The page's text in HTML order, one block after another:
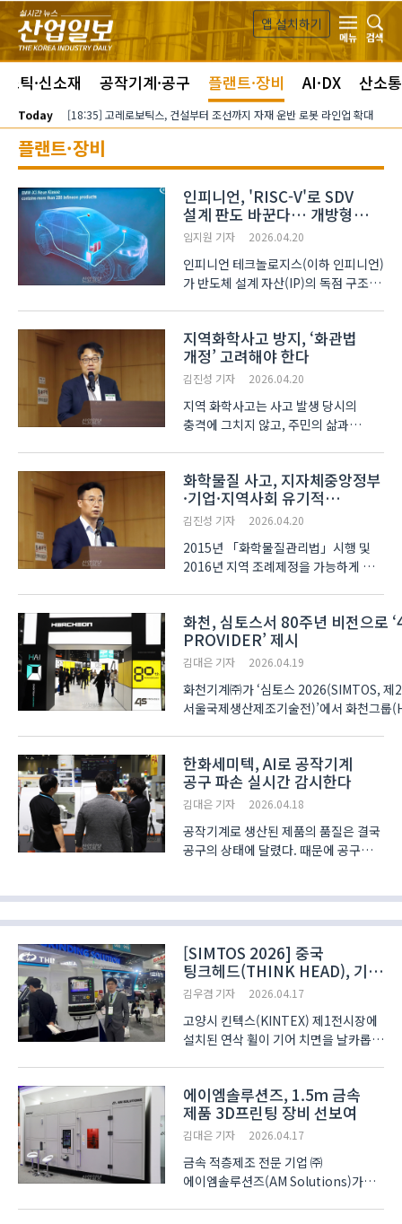
본문 바로가기
앱 설치하기
메뉴
검색
틱·신소재 공작기계·공구 플랜트·장비 AI·DX 산소통
Today [18:35] 고레로보틱스, 건설부터 조선까지 자재 운반 로봇 라인업 확대
플랜트·장비
인피니언, 'RISC-V'로 SDV
설계 판도 바꾼다… 개방형
아키텍처 도입 선언
임지원 기자 2026.04.20
인피니언 테크놀로지스(이하 인피니언)
가 반도체 설계 자산(IP)의 독점 구조를
전환기에 맞춰 완성차 업체(OEM)의
설계 자율성을 확보하고, 특정
아키텍처를 벗어난 기술 ..
지역화학사고 방지, ‘화관법
개정’ 고려해야 한다
김진성 기자 2026.04.20
지역 화학사고는 사고 발생 당시의
충격에 그치지 않고, 주민의 삶과
데 그치지 않고, 그 제도가 지역의 현실
속에서 실효성 있게 운영되도록 만드는
데까지 도달해야 한..
화학물질 사고, 지자체중앙정부
·기업·지역사회 유기적
협력으로 대응
김진성 기자 2026.04.20
2015년 「화학물질관리법」시행 및
2016년 지역 조례제정을 가능하게 한
있다. 하지만 2025년 기준 국내
화학사고는 총 282건으로 하루에 한
번꼴로 발생하며, 전국 226개 기..
화천, 심토스서 80주년 비전으로
PROVIDER’ 제시
김대은 기자 2026.04.19
화천기계㈜가 ‘심토스 2026(SIMTOS, 제
서울국제생산제조기술전)’에서 화천그
중심으로 향후 80년을 이어가겠다는 포부를
전시회에서는 ..
한화세미텍, AI로 공작기계
공구 파손 실시간 감시한다
김대은 기자 2026.04.18
공작기계로 생산된 제품의 품질은 결국
공구의 상태에 달렸다. 때문에 공구의
한화세미텍은 경기도 킨텍스(KINTEX)
에서 13일부터 17일까지 진행한
‘심토스 ..
[SIMTOS 2026] 중국
팅크헤드(THINK HEAD), 기어
연삭기 PG3270H로 한국 시장
김우겸 기자 2026.04.17
고양시 킨텍스(KINTEX) 제1전시장에
설치된 연삭 휠이 기어 치면을 날카롭게
전문 기업 팅크헤드(THINK HEAD)가
SIMTOS 2026 현장에서 시연한 성형
기어 연삭기 PG..
에이엠솔루션즈, 1.5m 금속
제품 3D프린팅 장비 선보여
김대은 기자 2026.04.17
금속 적층제조 전문 기업 ㈜
에이엠솔루션즈(AM Solutions)가